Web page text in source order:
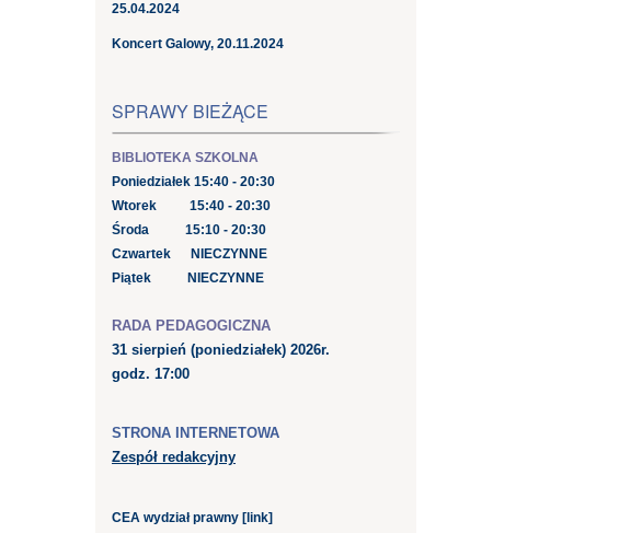
25.04.2024
Koncert Galowy, 20.11.2024
SPRAWY BIEŻĄCE
BIBLIOTEKA SZKOLNA
Poniedziałek 15:40 - 20:30
Wtorek 15:40 - 20:30
Środa 15:10 - 20:30
Czwartek NIECZYNNE
Piątek NIECZYNNE
RADA PEDAGOGICZNA
31 sierpień (poniedziałek) 2026r.
godz. 17:00
STRONA INTERNETOWA
Zespół redakcyjny
CEA wydział prawny [link]